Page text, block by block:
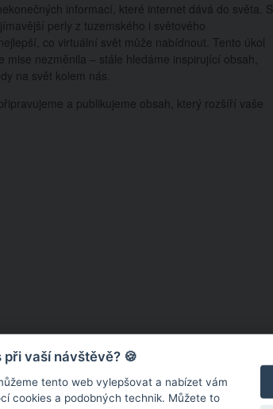
informací, které internet dává do světa. S
perly z tuzemského i světového
co virtuální svět může nabídnout. Tento úkol
nezměnila – stále hledáme inspirující obsah,
na svět kolem nás.
a publikujeme obsah, který rozšíří vaše
vaší návštěvě? 🍪
tento web vylepšovat a nabízet vám
cookies a podobných technik. Můžete to